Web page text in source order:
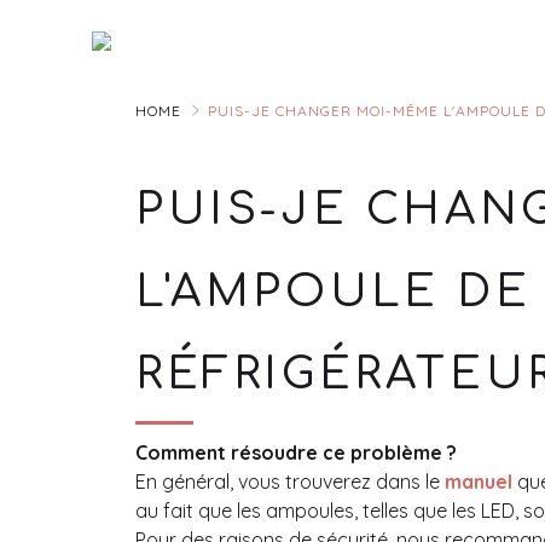
HOME PUIS-JE CHANGER MOI-MÊME L'AMPOULE
PUIS-JE
L'AMPOULE DE
Comment résoudre ce problème ?
En général, vous trouverez dans le manuel
au fait que les ampoules, telles que les LED,